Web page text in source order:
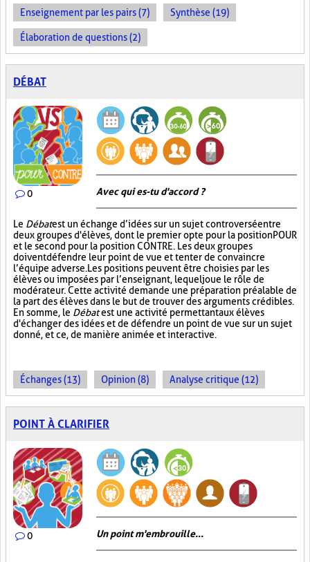
Enseignement par les pairs (7) Synthèse (19)
Élaboration de questions (2)
DÉBAT
0 Avec qui es-tu d'accord ?
Le Débatest un échange d’idées sur un sujet controversé entre
deux groupes d'élèves, dont le premier opte pour la position POUR
et le second pour la position CONTRE. Les deux groupes
doivent défendre leur point de vue et tenter de convaincre
l’équipe adverse. Les positions peuvent être choisies par les
élèves ou imposées par l’enseignant, lequel joue le rôle de
modérateur. Cette activité demande une préparation préalable de
la part des élèves dans le but de trouver des arguments crédibles.
En somme, le Débatest une activité permettant aux élèves
d'échanger des idées et de défendre un point de vue sur un sujet
donné, et ce, de manière animée et interactive.
Échanges (13) Opinion (8) Analyse critique (12)
POINT À CLARIFIER
0 Un point m'embrouille...